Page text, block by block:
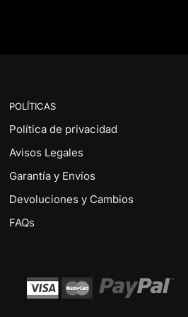
POLÍTICAS
Política de privacidad
Avisos Legales
Garantía y Envíos
Devoluciones y Cambios
FAQs